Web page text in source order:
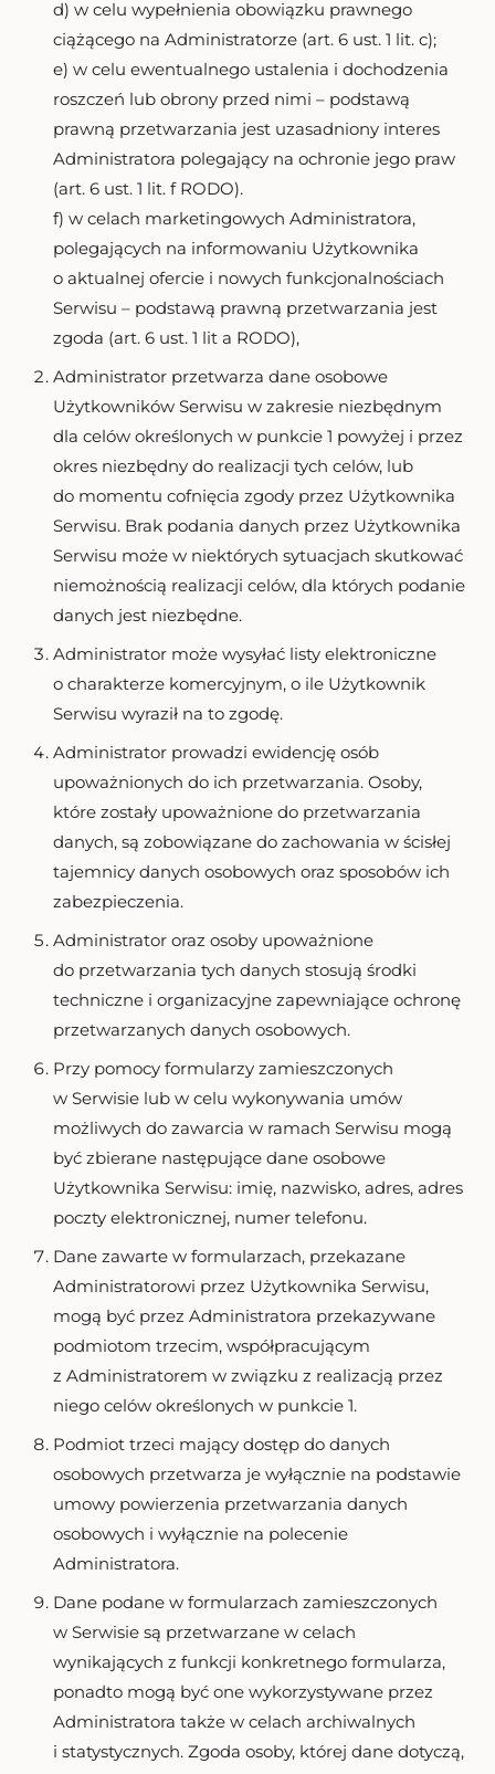
d) w celu wypełnienia obowiązku prawnego
ciążącego na Administratorze (art. 6 ust. 1 lit. c);
e) w celu ewentualnego ustalenia i dochodzenia
roszczeń lub obrony przed nimi – podstawą
prawną przetwarzania jest uzasadniony interes
Administratora polegający na ochronie jego praw
(art. 6 ust. 1 lit. f RODO).
f) w celach marketingowych Administratora,
polegających na informowaniu Użytkownika
o aktualnej ofercie i nowych funkcjonalnościach
Serwisu – podstawą prawną przetwarzania jest
zgoda (art. 6 ust. 1 lit a RODO),
Administrator przetwarza dane osobowe
Użytkowników Serwisu w zakresie niezbędnym
dla celów określonych w punkcie 1 powyżej i przez
okres niezbędny do realizacji tych celów, lub
do momentu cofnięcia zgody przez Użytkownika
Serwisu. Brak podania danych przez Użytkownika
Serwisu może w niektórych sytuacjach skutkować
niemożnością realizacji celów, dla których podanie
danych jest niezbędne.
Administrator może wysyłać listy elektroniczne
o charakterze komercyjnym, o ile Użytkownik
Serwisu wyraził na to zgodę.
Administrator prowadzi ewidencję osób
upoważnionych do ich przetwarzania. Osoby,
które zostały upoważnione do przetwarzania
danych, są zobowiązane do zachowania w ścisłej
tajemnicy danych osobowych oraz sposobów ich
zabezpieczenia.
Administrator oraz osoby upoważnione
do przetwarzania tych danych stosują środki
techniczne i organizacyjne zapewniające ochronę
przetwarzanych danych osobowych.
Przy pomocy formularzy zamieszczonych
w Serwisie lub w celu wykonywania umów
możliwych do zawarcia w ramach Serwisu mogą
być zbierane następujące dane osobowe
Użytkownika Serwisu: imię, nazwisko, adres, adres
poczty elektronicznej, numer telefonu.
Dane zawarte w formularzach, przekazane
Administratorowi przez Użytkownika Serwisu,
mogą być przez Administratora przekazywane
podmiotom trzecim, współpracującym
z Administratorem w związku z realizacją przez
niego celów określonych w punkcie 1.
Podmiot trzeci mający dostęp do danych
osobowych przetwarza je wyłącznie na podstawie
umowy powierzenia przetwarzania danych
osobowych i wyłącznie na polecenie
Administratora.
Dane podane w formularzach zamieszczonych
w Serwisie są przetwarzane w celach
wynikających z funkcji konkretnego formularza,
ponadto mogą być one wykorzystywane przez
Administratora także w celach archiwalnych
i statystycznych. Zgoda osoby, której dane dotyczą,